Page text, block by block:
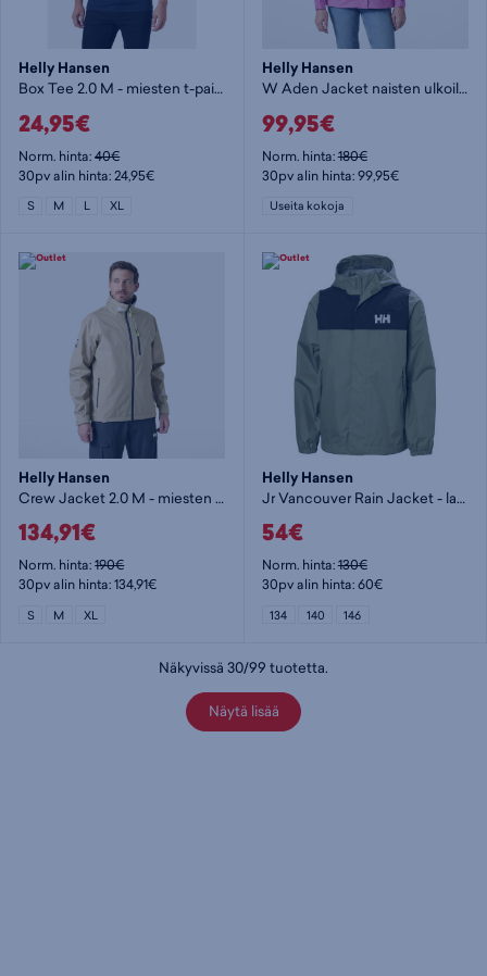
Helly Hansen
Box Tee 2.0 M - miesten t-paita
24,95€
Norm. hinta:40€
30pv alin hinta: 24,95€
S M L XL
Helly Hansen
W Aden Jacket naisten ulkoilutakki
99,95€
Norm. hinta:180€
30pv alin hinta: 99,95€
Useita kokoja
Helly Hansen
Crew Jacket 2.0 M - miesten kuoritakki
134,91€
Norm. hinta:190€
30pv alin hinta: 134,91€
S M XL
Helly Hansen
Jr Vancouver Rain Jacket - lasten kuoritakki
54€
Norm. hinta:130€
30pv alin hinta: 60€
134 140 146
Näkyvissä 30/99 tuotetta.
Näytä lisää